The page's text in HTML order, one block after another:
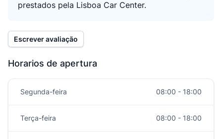
prestados pela Lisboa Car Center.
Escrever avaliação
Horarios de apertura
Segunda-feira 08:00 - 18:00
Terça-feira 08:00 - 18:00